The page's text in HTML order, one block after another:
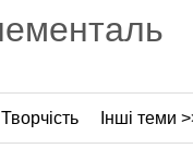
Творчість Інші теми